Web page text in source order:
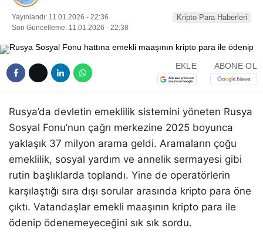
Yayınlandı: 11.01.2026 - 22:36
Son Güncelleme: 11.01.2026 - 22:38
Kripto Para Haberleri
EKLE ABONE OL
Rusya’da devletin emeklilik sistemini yöneten Rusya
Sosyal Fonu’nun çağrı merkezine 2025 boyunca
yaklaşık 37 milyon arama geldi. Aramaların çoğu
emeklilik, sosyal yardım ve annelik sermayesi gibi
rutin başlıklarda toplandı. Yine de operatörlerin
karşılaştığı sıra dışı sorular arasında kripto para öne
çıktı. Vatandaşlar emekli maaşının kripto para ile
ödenip ödenemeyeceğini sık sık sordu.